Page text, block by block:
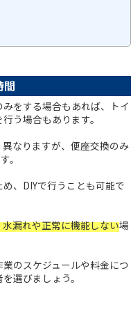
間
をする場合もあれば、トイ
う場合もあります。
なりますが、便座交換のみ
。
、DIYで行うことも可能で
漏れや正常に機能しない場
のスケジュールや料金につ
選びましょう。